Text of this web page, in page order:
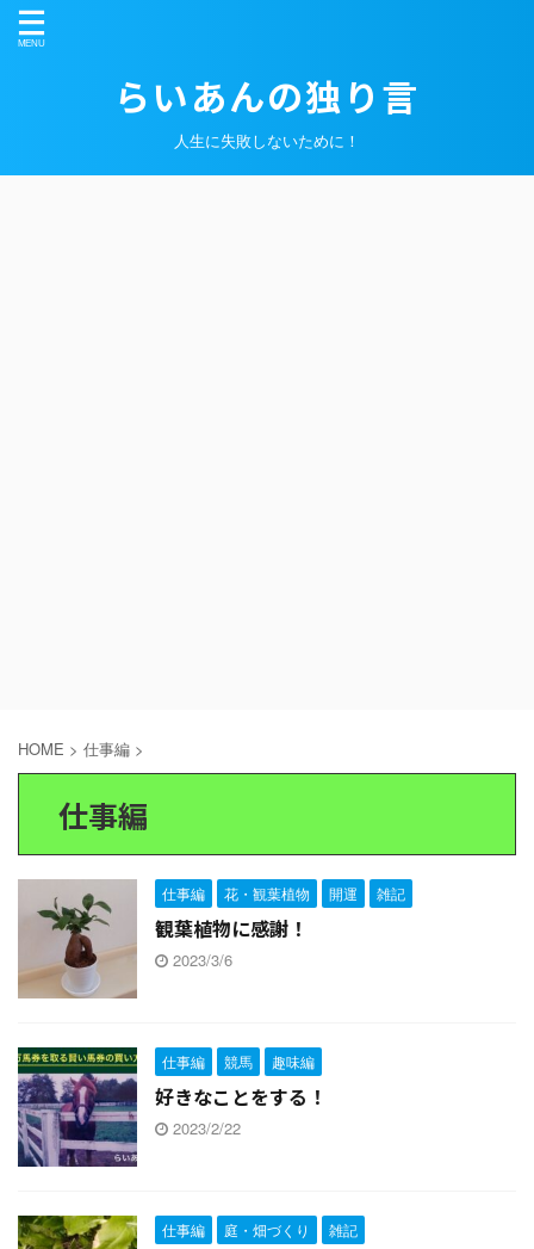
らいあんの独り言
人生に失敗しないために！
HOME > 仕事編 >
仕事編
仕事編 花・観葉植物 開運 雑記
観葉植物に感謝！
2023/3/6
仕事編 競馬 趣味編
好きなことをする！
2023/2/22
仕事編 庭・畑づくり 雑記